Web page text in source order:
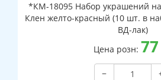
*КМ-18095 Набор украшений на
Клен желто-красный (10 шт. в
ВД-лак)
Цена розн: 77
−